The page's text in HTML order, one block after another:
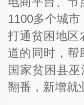
1100多个城
打通贫困地区
道的同时，帮
国家贫困县巫
翻番，新增就